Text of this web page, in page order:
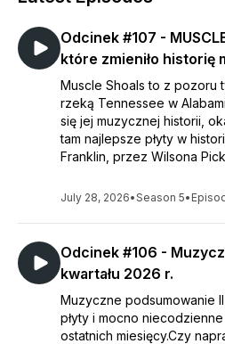
znanych groupies. Pogadamy o
festiwale, jakie unikatowe
a także jak szalone życie
więcej.
Odcinek #107 -
które zmieniło historię
Muscle Shoals to z pozoru
rzeką Tennessee w
się jej muzycznej historii,
tam najlepsze płyty w
Franklin, przez Wilsona
July 28, 2026•Season 5•
Odcinek #106 -
kwartału 2026 r.
Muzyczne podsumowanie
płyty i mocno
ostatnich miesięcy.Czy